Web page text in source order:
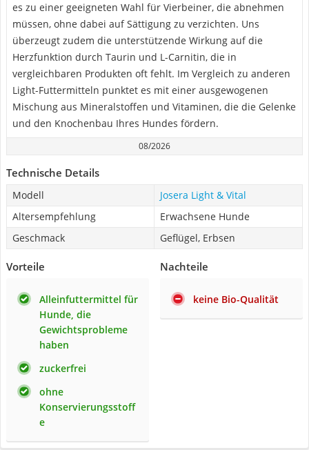
es zu einer geeigneten Wahl für Vierbeiner, die abnehmen
müssen, ohne dabei auf Sättigung zu verzichten. Uns
überzeugt zudem die unterstützende Wirkung auf die
Herzfunktion durch Taurin und L-Carnitin, die in
vergleichbaren Produkten oft fehlt. Im Vergleich zu anderen
Light-Futtermitteln punktet es mit einer ausgewogenen
Mischung aus Mineralstoffen und Vitaminen, die die Gelenke
und den Knochenbau Ihres Hundes fördern.
08/2026
Technische Details
Modell
Josera Light & Vital
Altersempfehlung
Erwachsene Hunde
Geschmack
Geflügel, Erbsen
Vorteile
Alleinfuttermittel für
Hunde, die
Gewichtsprobleme
haben
zuckerfrei
ohne
Konservierungsstoff
e
Nachteile
keine Bio-Qualität